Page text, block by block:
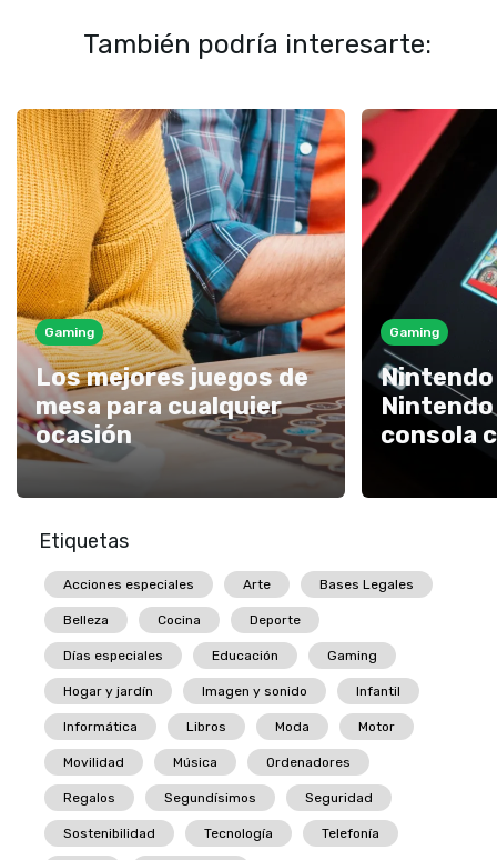
También podría interesarte:
Gaming
Los mejores juegos de
mesa para cualquier
ocasión
Gaming
consola
Etiquetas
Acciones especiales Arte Bases Legales
Belleza Cocina Deporte
Días especiales Educación Gaming
Hogar y jardín Imagen y sonido Infantil
Informática Libros Moda Motor
Movilidad Música Ordenadores
Regalos Segundísimos Seguridad
Sostenibilidad Tecnología Telefonía